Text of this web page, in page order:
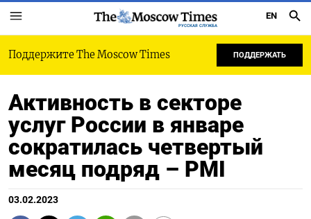
РУССКАЯ СЛУЖБА
EN
Поддержите The Moscow Times ПОДДЕРЖАТЬ
Активность в секторе
услуг России в январе
сократилась четвертый
месяц подряд – PMI
03.02.2023